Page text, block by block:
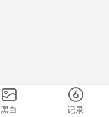
黑白 记录